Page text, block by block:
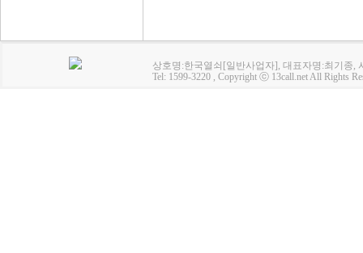
상호명:한국열쇠[일반사업자], 대표자명:최기종,
Tel: 1599-3220 , Copyright ⓒ 13call.net All Rights